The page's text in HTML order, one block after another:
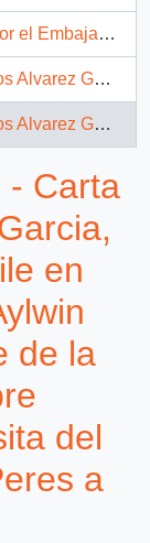
al Presidente Patricio Aylwin
sobre postergación de visita del Canciller Shimon Peres
coordinación de visita del Canciller Shimon Peres a Chile
- Carta
en
de la
del
a